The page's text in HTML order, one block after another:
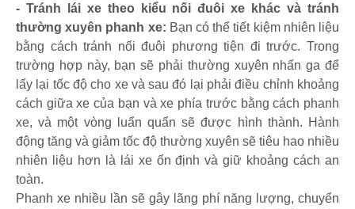
- Tránh lái xe theo kiểu nối đuôi xe khác và tránh
thường xuyên phanh xe: Bạn có thể tiết kiệm nhiên liệu
bằng cách tránh nối đuôi phương tiện đi trước. Trong
trường hợp này, bạn sẽ phải thường xuyên nhấn ga để
lấy lại tốc độ cho xe và sau đó lại phải điều chỉnh khoảng
cách giữa xe của bạn và xe phía trước bằng cách phanh
xe, và một vòng luẩn quẩn sẽ được hình thành. Hành
động tăng và giảm tốc độ thường xuyên sẽ tiêu hao nhiều
nhiên liệu hơn là lái xe ổn định và giữ khoảng cách an
toàn.
Phanh xe nhiều lần sẽ gây lãng phí năng lượng, chuyển